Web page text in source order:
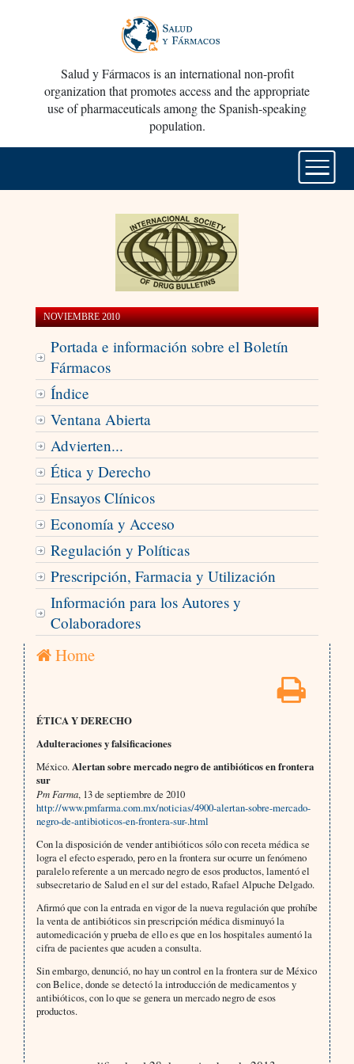
Salud y Fármacos is an international non-profit
organization that promotes access and the appropriate
use of pharmaceuticals among the Spanish-speaking
population.
NOVIEMBRE 2010
Portada e información sobre el Boletín
Fármacos
Índice
Ventana Abierta
Advierten...
Ética y Derecho
Ensayos Clínicos
Economía y Acceso
Regulación y Políticas
Prescripción, Farmacia y Utilización
Información para los Autores y
Colaboradores
Home
ÉTICA Y DERECHO
Adulteraciones y falsificaciones
México.Alertan sobre mercado negro de antibióticos en frontera
sur
Pm Farma, 13 de septiembre de 2010
http://www.pmfarma.com.mx/noticias/4900-alertan-sobre-mercado-
negro-de-antibioticos-en-frontera-sur-.html
Con la disposición de vender antibióticos sólo con receta médica se
logra el efecto esperado, pero en la frontera sur ocurre un fenómeno
paralelo referente a un mercado negro de esos productos, lamentó el
subsecretario de Salud en el sur del estado, Rafael Alpuche Delgado.
Afirmó que con la entrada en vigor de la nueva regulación que prohíbe
la venta de antibióticos sin prescripción médica disminuyó la
automedicación y prueba de ello es que en los hospitales aumentó la
cifra de pacientes que acuden a consulta.
Sin embargo, denunció, no hay un control en la frontera sur de México
con Belice, donde se detectó la introducción de medicamentos y
antibióticos, con lo que se genera un mercado negro de esos
productos.